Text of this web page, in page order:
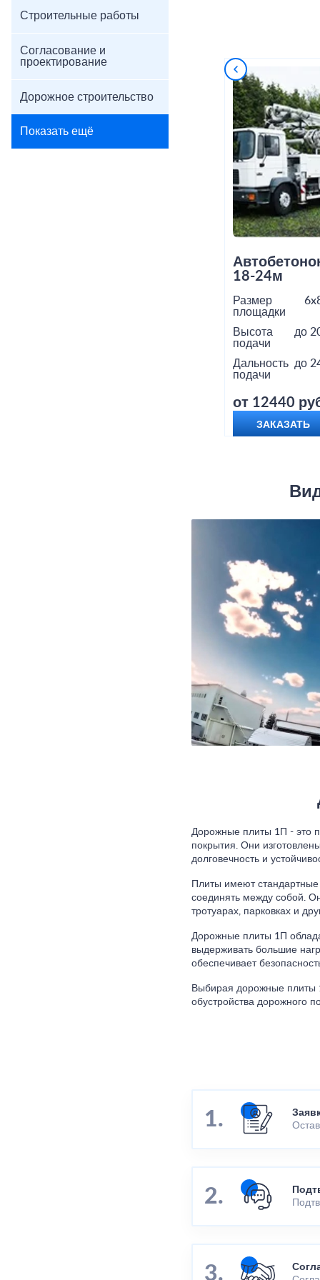
Строительные работы
Согласование и
проектирование
Дорожное строительство
Показать ещё
18-24м
Размер
площадки
Высота
подачи
до
Дальность
подачи
до
от 12440
ЗАКАЗАТЬ
Дорожные плиты 1П - это
покрытия. Они
долговечность и
Плиты имеют
соединять между собой.
тротуарах, парковках и
Дорожные плиты 1П
выдерживать большие
обеспечивает
Выбирая дорожные плиты
обустройства дорожного